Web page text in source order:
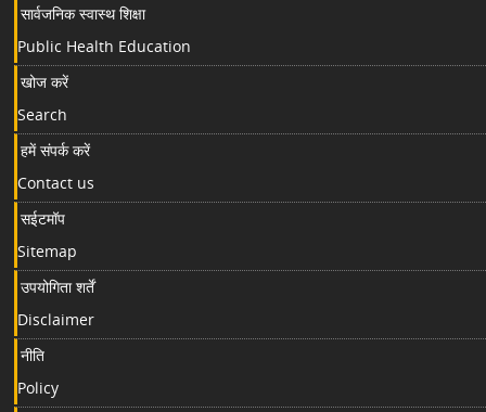
सार्वजनिक स्वास्थ शिक्षा
Public Health Education
खोज करें
Search
हमें संपर्क करें
Contact us
सईटमॉप
Sitemap
उपयोगिता शर्तें
Disclaimer
नीति
Policy